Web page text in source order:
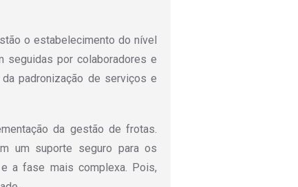
o estabelecimento do nível
por colaboradores e
padronização de serviços e
da gestão de frotas.
um suporte seguro para os
a fase mais complexa. Pois,